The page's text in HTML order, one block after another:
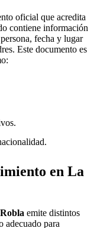
oficial que acredita
contiene información
fecha y lugar
Este documento es
en La
emite distintos
adecuado para